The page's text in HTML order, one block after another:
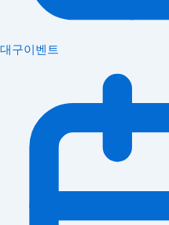
대구이벤트